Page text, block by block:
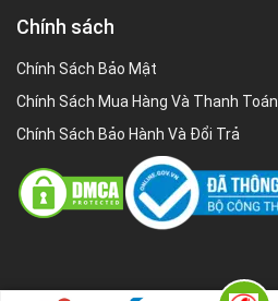
Chính sách
Chính Sách Bảo Mật
Chính Sách Mua Hàng Và Thanh Toán
Chính Sách Bảo Hành Và Đổi Trả